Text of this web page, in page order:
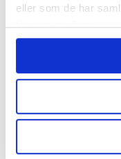
eller som de har
tjenestene deres.